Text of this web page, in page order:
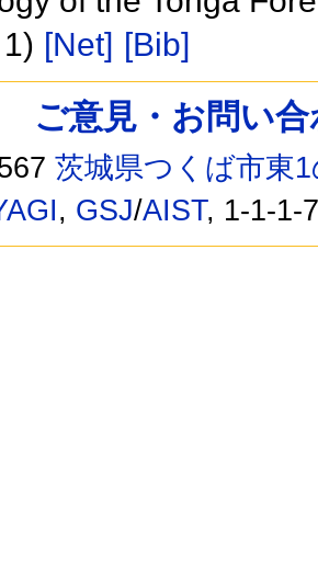
[Net] [Bib]
ご意見・お問い
茨城県つくば市東
, GSJ/AIST, 1-1-1-